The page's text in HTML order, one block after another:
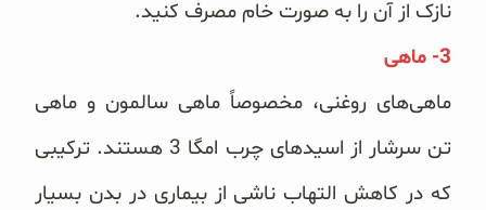
نازک از آن را به صورت خام مصرف کنید.
3- ماهی
ماهی‌های روغنی، مخصوصاً ماهی سالمون و ماهی
تن سرشار از اسیدهای چرب امگا 3
هستند. ترکیبی
که در کاهش التهاب ناشی از بیماری در بدن بسیار